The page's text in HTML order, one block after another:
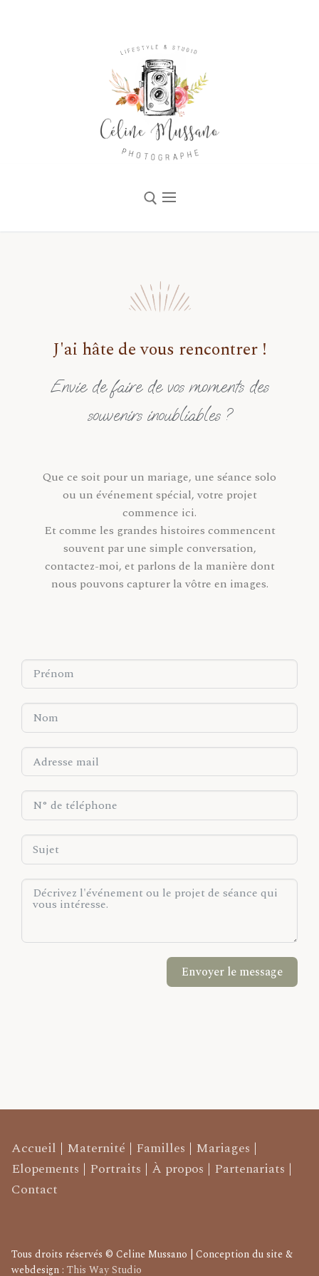
Familles
Mariages
À Propos
Partenariats
J'ai hâte de vous rencontrer !
Envie de faire de vos moments des
souvenirs inoubliables ?
Que ce soit pour un mariage, une séance solo
ou un événement spécial, votre projet
commence ici.
Et comme les grandes histoires commencent
souvent par une simple conversation,
contactez-moi, et parlons de la manière dont
nous pouvons capturer la vôtre en images.
Envoyer le message
Accueil | Maternité | Familles | Mariages |
Elopements | Portraits | À propos | Partenariats |
Contact
Tous droits réservés © Celine Mussano | Conception du site &
webdesign : This Way Studio